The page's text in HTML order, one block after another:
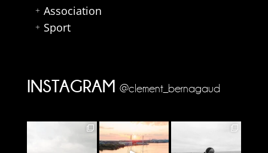
Association
Sport
INSTAGRAM @clement_bernagaud